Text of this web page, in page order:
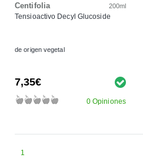
Centifolia 200ml
Tensioactivo Decyl Glucoside
de origen vegetal
7,35€
0 Opiniones
1